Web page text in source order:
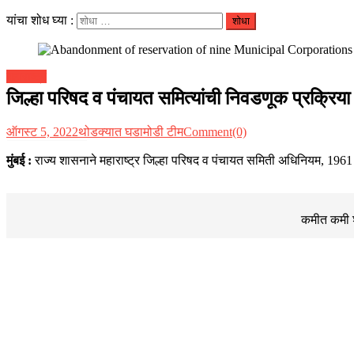
यांचा शोध घ्या :
जिल्हा परिषद व पंचायत समित्यांची निवडणूक
ऑगस्ट 5, 2022थोडक्यात घडामोडी टीमComment(0)
मुंबई : राज्य शासनाने महाराष्ट्र जिल्हा परिषद व पंचायत समिती अधिनियम,
कमीत कमी